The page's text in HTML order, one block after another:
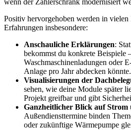
wenn der Zählerschrank modernisiert
Positiv hervorgehoben werden in
Erfahrungen insbesondere:
Anschauliche Erklärungen:
bekommst du konkrete Beispiele
Waschmaschinenladungen oder
Anlage pro Jahr abdecken könnte.
Visualisierungen der
sehen, wie deine Module später
Projekt greifbar und gibt
Ganzheitlicher Blick auf Strom
Außendiensttermine binden
oder zukünftige Wärmepumpe